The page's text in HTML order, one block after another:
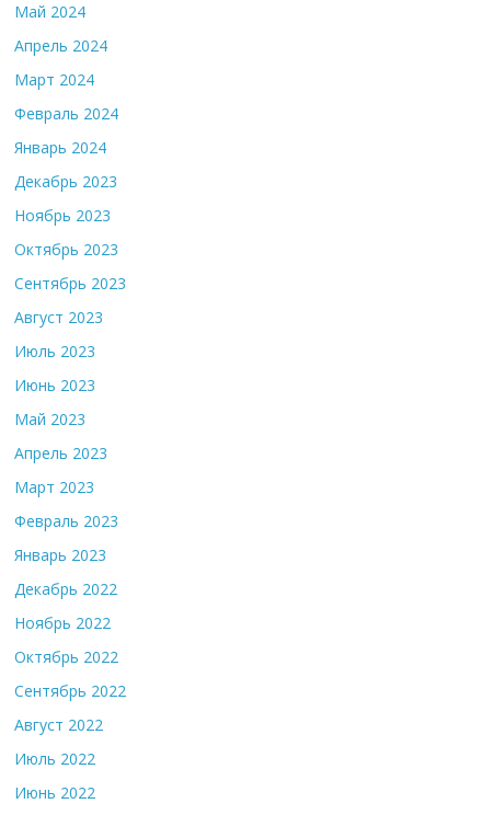
Май 2024
Апрель 2024
Март 2024
Февраль 2024
Январь 2024
Декабрь 2023
Ноябрь 2023
Октябрь 2023
Сентябрь 2023
Август 2023
Июль 2023
Июнь 2023
Май 2023
Апрель 2023
Март 2023
Февраль 2023
Январь 2023
Декабрь 2022
Ноябрь 2022
Октябрь 2022
Сентябрь 2022
Август 2022
Июль 2022
Июнь 2022